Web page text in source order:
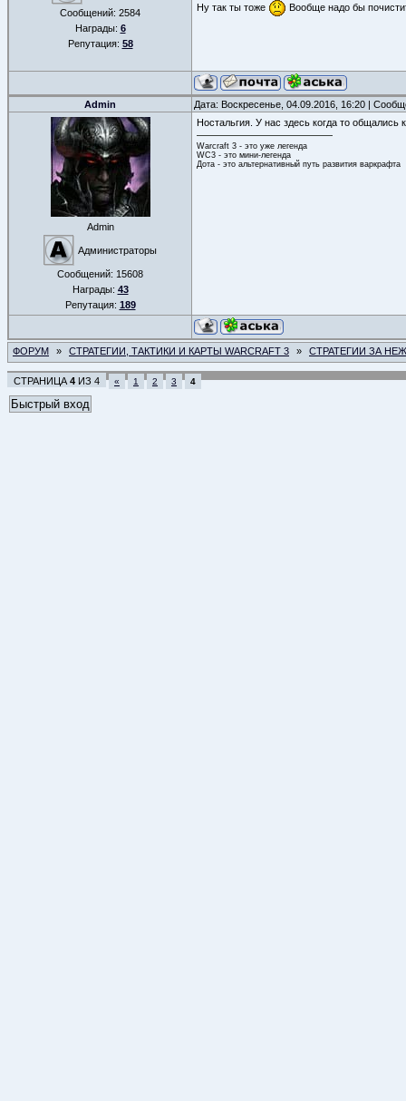
Сообщений: 2584
Награды: 6
Репутация: 58
Ну так ты тоже
Вообще надо бы
Admin Дата: Воскресенье, 04.09.2016, 16:20 |
Admin
Администраторы
Сообщений: 15608
Награды: 43
Репутация: 189
Ностальгия. У нас здесь когда то общались
Warcraft 3 - это уже легенда
WC3 - это мини-легенда
Дота - это альтернативный путь развития варкрафта
ФОРУМ » СТРАТЕГИИ, ТАКТИКИ И КАРТЫ WARCRAFT 3 » СТРАТЕГИИ ЗА
СТРАНИЦА 4 ИЗ 4 « 1 2 3 4